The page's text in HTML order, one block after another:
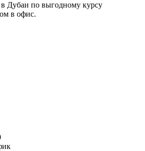
Дубаи по выгодному курсу
в офис.